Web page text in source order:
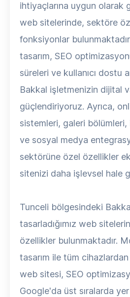
ihtiyaçlarına uygun olarak
web sitelerinde, sektöre
fonksiyonlar
tasarım, SEO
süreleri ve kullanıcı dostu
Bakkal işletmenizin dijital
güçlendiriyoruz. Ayrıca,
sistemleri, galeri bölümleri,
ve sosyal medya
sektörüne özel özellikler
sitenizi daha işlevsel hale
Tunceli bölgesindeki
tasarladığımız web
özellikler bulunmaktadır.
tasarım ile tüm
web sitesi, SEO
Google'da üst sıralarda yer